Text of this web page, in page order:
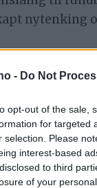
- Do Not
opt-out of the sale,
for targeted
selection. Please
interest-based
to third
of your
nytenking
for at
hus i
det er det
SOLBERG